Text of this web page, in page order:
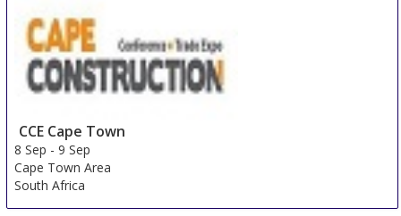
Singapore
CCE Cape Town
8 Sep -9 Sep
Cape Town Area
South Africa